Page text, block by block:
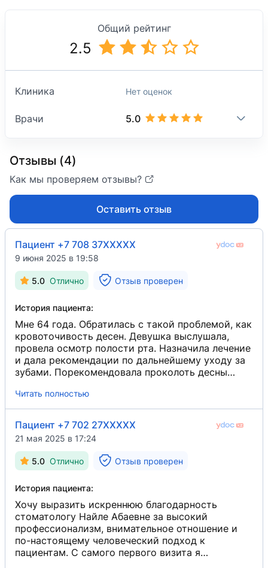
Общий рейтинг
2.5
Клиника Нет оценок
Врачи 5.0
Отзывы (4)
Как мы проверяем отзывы?
Оставить отзыв
Пациент +7 708 37XXXXX
9 июня 2025 в 19:58
5.0 Отлично Отзыв проверен
История пациента:
Мне 64 года. Обратилась с такой проблемой, как
кровоточивость десен. Девушка выслушала,
провела осмотр полости рта. Назначила лечение
и дала рекомендации по дальнейшему уходу за
зубами. Порекомендовала проколоть десны
Читать полностью
Пациент +7 702 27XXXXX
21 мая 2025 в 17:24
5.0 Отлично Отзыв проверен
История пациента:
Хочу выразить искреннюю благодарность
стоматологу Найле Абаевне за высокий
профессионализм, внимательное отношение и
по-настоящему человеческий подход к
пациентам. С самого первого визита я